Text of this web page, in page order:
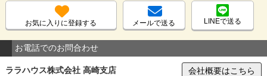
お気に入りに登録する メールで送る LINEで送る
お電話でのお問合わせ
ララハウス株式会社 高崎支店 会社概要はこちら